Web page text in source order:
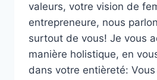
valeurs, votre vision de
entrepreneure, nous
surtout de vous! Je vous
manière holistique, en
dans votre entièreté: